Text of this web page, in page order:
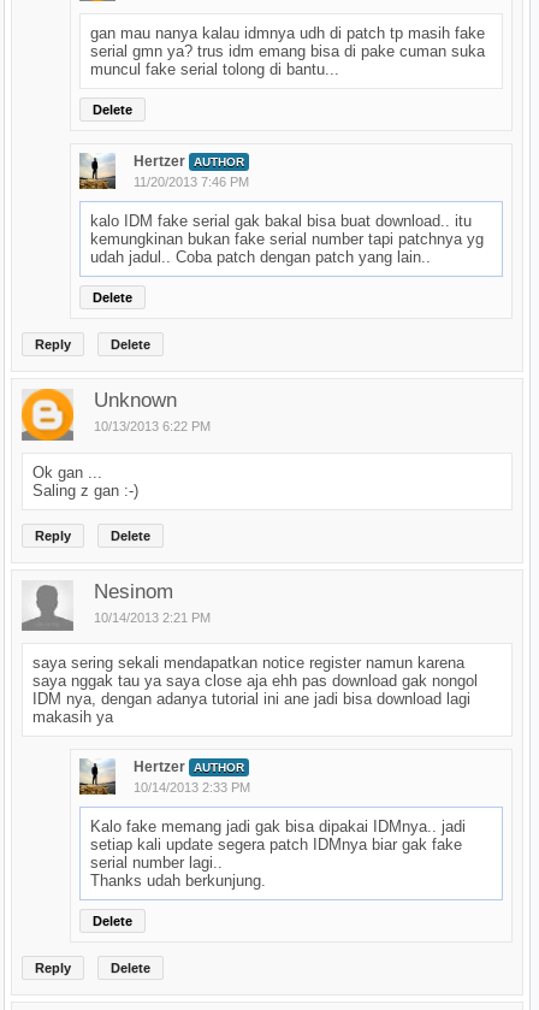
gan mau nanya kalau idmnya udh di patch tp masih fake
serial gmn ya? trus idm emang bisa di pake cuman suka
muncul fake serial tolong di bantu...
Delete
Hertzer AUTHOR
11/20/2013 7:46 PM
kalo IDM fake serial gak bakal bisa buat download.. itu
kemungkinan bukan fake serial number tapi patchnya yg
udah jadul.. Coba patch dengan patch yang lain..
Delete
Reply Delete
Unknown
10/13/2013 6:22 PM
Ok gan ...
Saling z gan :-)
Reply Delete
Nesinom
10/14/2013 2:21 PM
saya sering sekali mendapatkan notice register namun karena
saya nggak tau ya saya close aja ehh pas download gak nongol
IDM nya, dengan adanya tutorial ini ane jadi bisa download lagi
makasih ya
Hertzer AUTHOR
10/14/2013 2:33 PM
Kalo fake memang jadi gak bisa dipakai IDMnya.. jadi
setiap kali update segera patch IDMnya biar gak fake
serial number lagi..
Thanks udah berkunjung.
Delete
Reply Delete